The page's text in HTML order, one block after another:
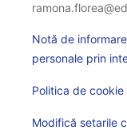
Notă de
personale prin
Politica de cookie
Modifică setarile